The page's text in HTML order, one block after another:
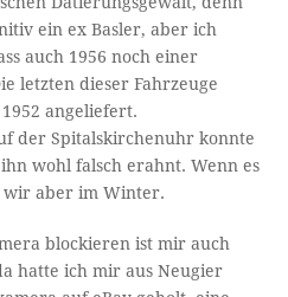
ein ex Basler, aber ich
auch 1956 noch einer
letzten dieser Fahrzeuge
angeliefert.
der Spitalskirchenuhr konnte
wohl falsch erahnt. Wenn es
wir aber im Winter.
blockieren ist mir auch
hatte ich mir aus Neugier